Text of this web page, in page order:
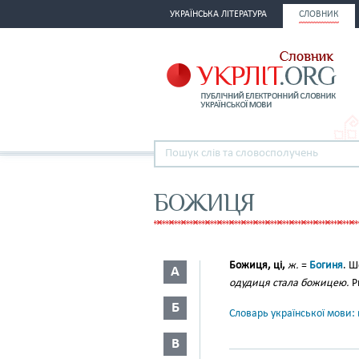
УКРАЇНСЬКА ЛІТЕРАТУРА СЛОВНИК
БОЖИЦЯ
А
Б
В
Божиця, ці, ж. = Богиня.
одудиця стала божицею.
Словарь української